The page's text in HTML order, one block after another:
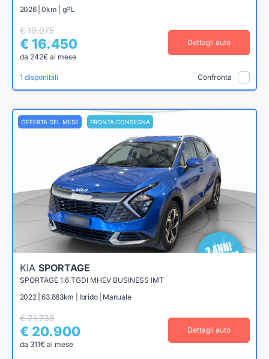
2026 | 0km | gPL
€ 19.075
€ 16.450
da 242€ al mese
Dettagli auto
1 disponibili Confronta
OFFERTA DEL MESE PRONTA CONSEGNA
KIA SPORTAGE
SPORTAGE 1.6 TGDI MHEV BUSINESS IMT
2022 | 63.883km | Ibrido | Manuale
€ 21.736
€ 20.900
da 311€ al mese
Dettagli auto